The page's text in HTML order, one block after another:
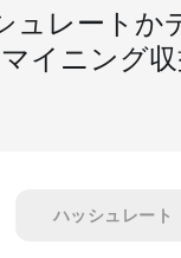
ュレートか
イニング
ハッシュレート